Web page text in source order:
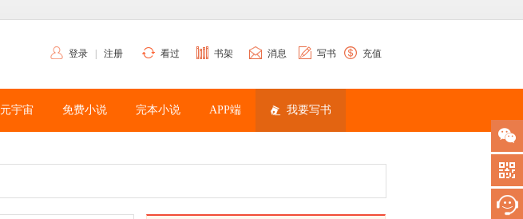
登录 注册 看过 书架 消息 写书 充值
元宇宙 免费小说 完本小说 APP端 我要写书